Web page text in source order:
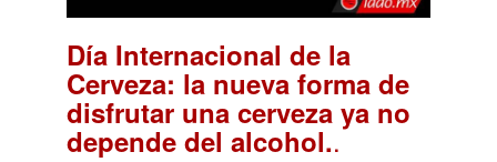
Día Internacional de la
Cerveza: la nueva forma de
disfrutar una cerveza ya no
depende del alcohol..